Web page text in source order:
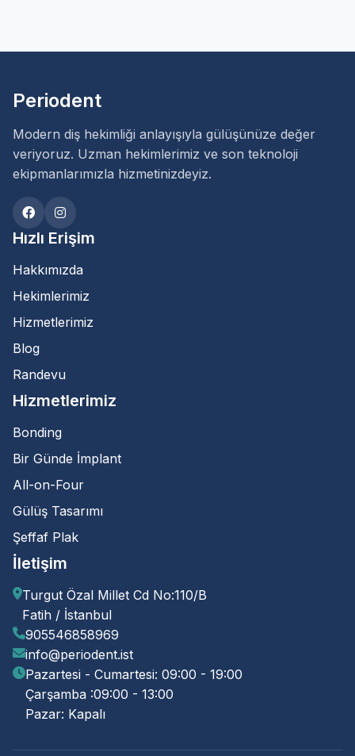
Periodent
Modern diş hekimliği anlayışıyla gülüşünüze değer
veriyoruz. Uzman hekimlerimiz ve son teknoloji
ekipmanlarımızla hizmetinizdeyiz.
Hızlı Erişim
Hakkımızda
Hekimlerimiz
Hizmetlerimiz
Blog
Randevu
Hizmetlerimiz
Bonding
Bir Günde İmplant
All-on-Four
Gülüş Tasarımı
Şeffaf Plak
İletişim
Turgut Özal Millet Cd No:110/B
Fatih / İstanbul
905546858969
info@periodent.ist
Pazartesi - Cumartesi: 09:00 - 19:00
Çarşamba :09:00 - 13:00
Pazar: Kapalı